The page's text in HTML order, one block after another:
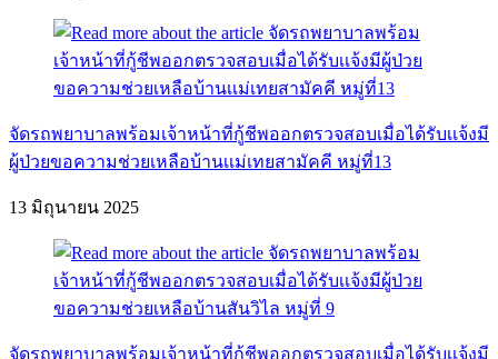
จัดรถพยาบาลพร้อมเจ้าหน้าที่กู้ชีพออกตรวจสอบเมื่อได้รับเเจ้งมี
ผู้ป่วยขอความช่วยเหลือบ้านเเม่เทยสามัคคี หมู่ที่13
13 มิถุนายน 2025
จัดรถพยาบาลพร้อมเจ้าหน้าที่กู้ชีพออกตรวจสอบเมื่อได้รับเเจ้งมี